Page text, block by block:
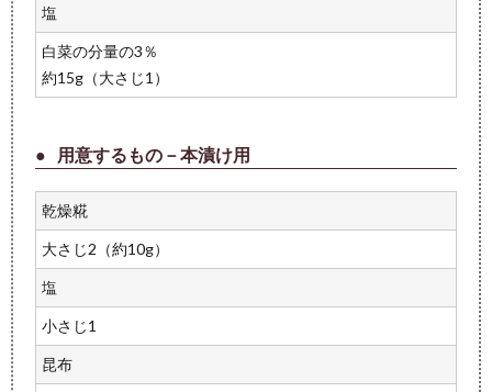
塩
白菜の分量の3％
約15g（大さじ1）
用意するもの－本漬け用
乾燥糀
大さじ2（約10g）
塩
小さじ1
昆布